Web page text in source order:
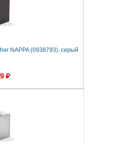
NAPPA (0938793), серый
₽